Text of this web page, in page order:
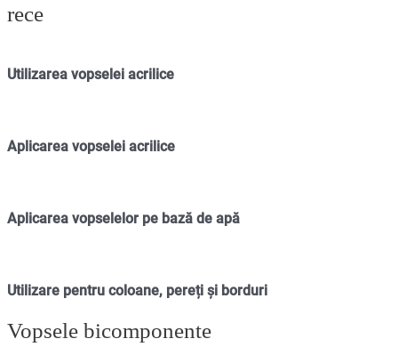
rece
Utilizarea vopselei acrilice
Aplicarea vopselei acrilice
Aplicarea vopselelor pe bază de apă
Utilizare pentru coloane, pereți și borduri
Vopsele bicomponente